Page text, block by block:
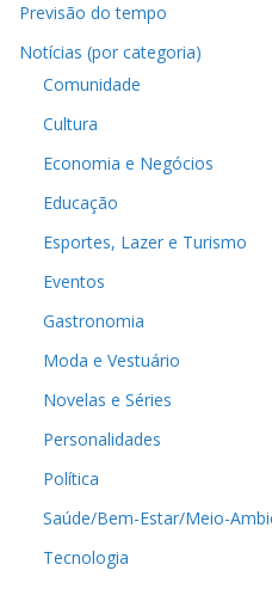
Previsão do tempo
Notícias (por categoria)
Comunidade
Cultura
Economia e Negócios
Educação
Esportes, Lazer e Turismo
Eventos
Gastronomia
Moda e Vestuário
Novelas e Séries
Personalidades
Política
Saúde/Bem-Estar/Meio-
Tecnologia